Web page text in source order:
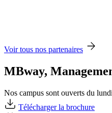
Voir tous nos partenaires
MBway,
Nos campus sont ouverts du
Télécharger la brochure